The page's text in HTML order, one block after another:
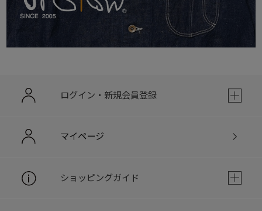
ログイン・新規会員登録
マイページ
ショッピングガイド